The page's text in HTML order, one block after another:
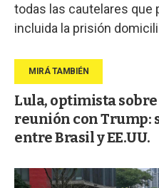
todas las cautelares que
incluida la prisión
Lula, optimista
reunión con Trump:
entre Brasil y EE.UU.